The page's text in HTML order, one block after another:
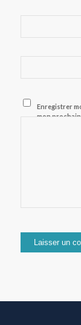
Enregistrer
mon